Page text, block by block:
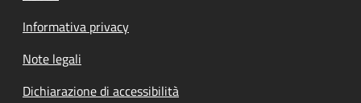
Informativa privacy
Note legali
Dichiarazione di accessibilità